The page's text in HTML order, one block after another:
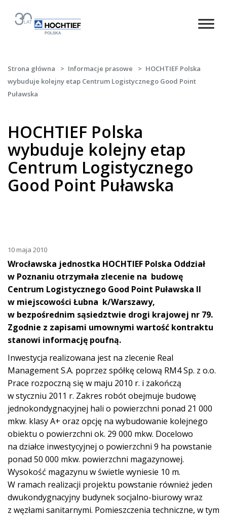
Strona główna > Informacje prasowe > HOCHTIEF Polska
wybuduje kolejny etap Centrum Logistycznego Good Point
Puławska
HOCHTIEF Polska
wybuduje kolejny etap
Centrum Logistycznego
Good Point Puławska
10 maja 2010
Wrocławska jednostka HOCHTIEF Polska Oddział
w Poznaniu otrzymała zlecenie na budowę
Centrum Logistycznego Good Point Puławska II
w miejscowości Łubna k/Warszawy,
w bezpośrednim sąsiedztwie drogi krajowej nr 79.
Zgodnie z zapisami umownymi wartość kontraktu
stanowi informację poufną.
Inwestycja realizowana jest na zlecenie Real
Management S.A. poprzez spółkę celową RM4 Sp. z o.o.
Prace rozpoczną się w maju 2010 r. i zakończą
w styczniu 2011 r. Zakres robót obejmuje budowę
jednokondygnacyjnej hali o powierzchni ponad 21 000
mkw. klasy A+ oraz opcję na wybudowanie kolejnego
obiektu o powierzchni ok. 29 000 mkw. Docelowo
na działce inwestycyjnej o powierzchni 9 ha powstanie
ponad 50 000 mkw. powierzchni magazynowej.
Wysokość magazynu w świetle wyniesie 10 m.
W ramach realizacji projektu powstanie również jeden
dwukondygnacyjny budynek socjalno-biurowy wraz
z węzłami sanitarnymi. Pomieszczenia techniczne, w tym